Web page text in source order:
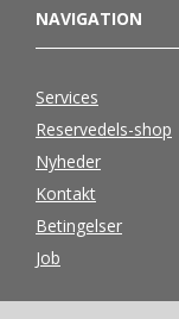
NAVIGATION
Services
Reservedels-shop
Nyheder
Kontakt
Betingelser
Job